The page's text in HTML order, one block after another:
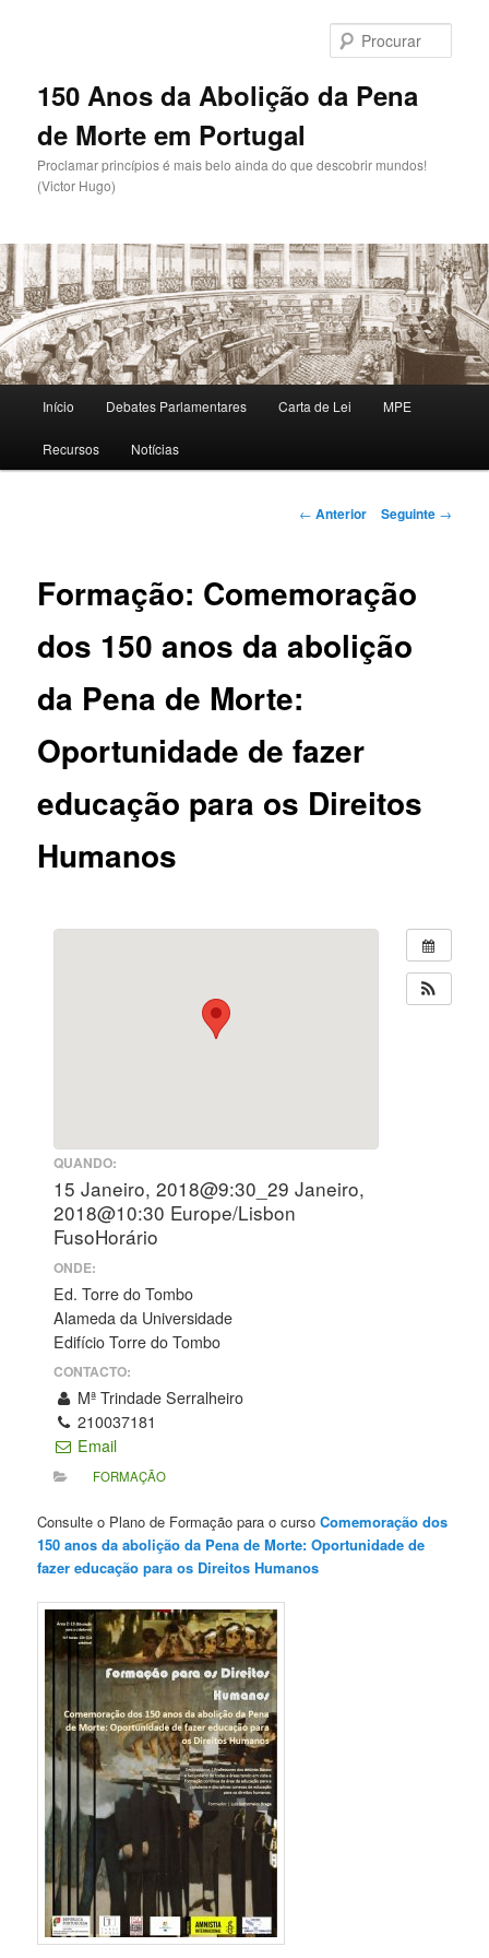
primário150 Anos da Abolição da Pena
de Morte em Portugal
Proclamar princípios é mais belo ainda do que descobrir mundos!
(Victor Hugo)
principal
Início Debates Parlamentares Carta de Lei MPE
Recursos Notícias
Navegação
← Anterior Seguinte →
Formação: Comemoração
dos 150 anos da abolição
da Pena de Morte:
Oportunidade de fazer
educação para os Direitos
Humanos
QUANDO:
15 Janeiro, 2018@9:30_29 Janeiro,
2018@10:30 Europe/Lisbon
FusoHorário
ONDE:
Ed. Torre do Tombo
Alameda da Universidade
Edifício Torre do Tombo
CONTACTO:
Mª Trindade Serralheiro
210037181
Email
FORMAÇÃO
Consulte o Plano de Formação para o cursoComemoração dos
150 anos da abolição da Pena de Morte: Oportunidade de
fazer educação para os Direitos Humanos